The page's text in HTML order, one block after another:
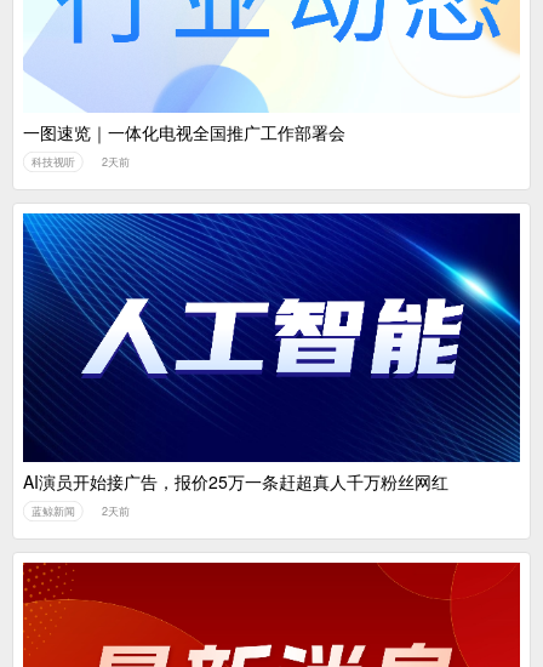
一图速览｜一体化电视全国推广工作部署会
科技视听 2天前
AI演员开始接广告，报价25万一条赶超真人千万粉丝网红
蓝鲸新闻 2天前